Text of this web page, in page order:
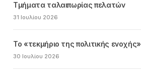
Τμήματα ταλαιπωρίας πελατών
31 Ιουλίου 2026
Το «τεκμήριο της πολιτικής ενοχής»
30 Ιουλίου 2026